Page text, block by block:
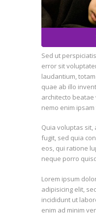
Sed ut
error sit
laudantium,
quae ab illo
architecto beatae
nemo enim
Quia voluptas
fugit, sed quia
eos, qui ratione
neque porro
Lorem ipsum
adipisicing elit,
incididunt ut
enim ad minim